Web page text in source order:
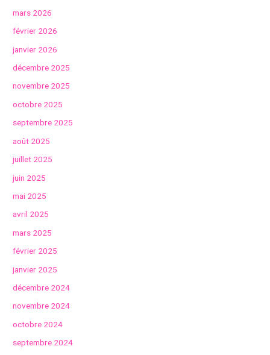
mars 2026
février 2026
janvier 2026
décembre 2025
novembre 2025
octobre 2025
septembre 2025
août 2025
juillet 2025
juin 2025
mai 2025
avril 2025
mars 2025
février 2025
janvier 2025
décembre 2024
novembre 2024
octobre 2024
septembre 2024